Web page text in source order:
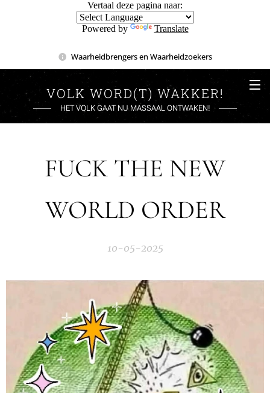
Vertaal deze pagina naar:
Powered by Translate
Waarheidbrengers en Waarheidzoekers
VOLK WORD(T) WAKKER!
HET VOLK GAAT NU MASSAAL ONTWAKEN!
FUCK THE NEW
WORLD ORDER
10-05-2025